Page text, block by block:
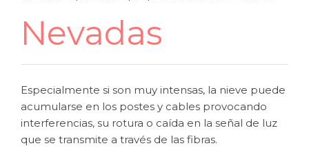
Nevadas
Especialmente si son muy intensas, la nieve puede
acumularse en los postes y cables provocando
interferencias, su rotura o caída en la señal de luz
que se transmite a través de las fibras.